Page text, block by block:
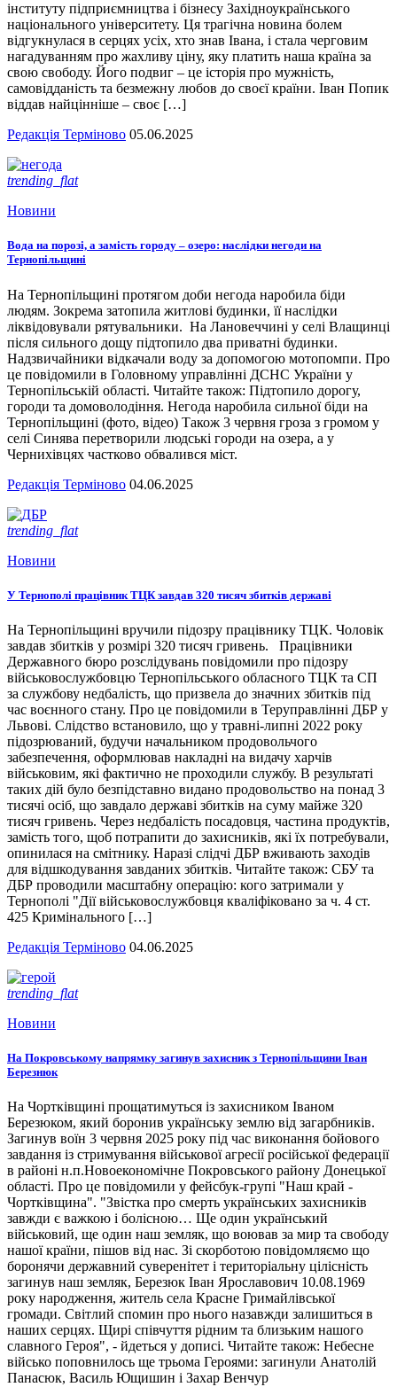
інституту підприємництва і бізнесу Західноукраїнського
національного університету. Ця трагічна новина болем
відгукнулася в серцях усіх, хто знав Івана, і стала черговим
нагадуванням про жахливу ціну, яку платить наша країна за
свою свободу. Його подвиг – це історія про мужність,
самовідданість та безмежну любов до своєї країни. Іван Попик
віддав найцінніше – своє […]
Редакція Терміново 05.06.2025
trending_flat
Новини
Вода на порозі, а замість городу – озеро: наслідки негоди на
Тернопільщині
На Тернопільщині протягом доби негода наробила біди
людям. Зокрема затопила житлові будинки, її наслідки
ліквідовували рятувальники. На Лановеччині у селі Влащинці
після сильного дощу підтопило два приватні будинки.
Надзвичайники відкачали воду за допомогою мотопомпи. Про
це повідомили в Головному управлінні ДСНС України у
Тернопільській області. Читайте також: Підтопило дорогу,
городи та домоволодіння. Негода наробила сильної біди на
Тернопільщині (фото, відео) Також 3 червня гроза з громом у
селі Синява перетворили людські городи на озера, а у
Чернихівцях частково обвалився міст.
Редакція Терміново 04.06.2025
trending_flat
Новини
У Тернополі працівник ТЦК завдав 320 тисяч збитків державі
На Тернопільщині вручили підозру працівнику ТЦК. Чоловік
завдав збитків у розмірі 320 тисяч гривень. Працівники
Державного бюро розслідувань повідомили про підозру
військовослужбовцю Тернопільського обласного ТЦК та СП
за службову недбалість, що призвела до значних збитків під
час воєнного стану. Про це повідомили в Теруправлінні ДБР у
Львові. Слідство встановило, що у травні-липні 2022 року
підозрюваний, будучи начальником продовольчого
забезпечення, оформлював накладні на видачу харчів
військовим, які фактично не проходили службу. В результаті
таких дій було безпідставно видано продовольство на понад 3
тисячі осіб, що завдало державі збитків на суму майже 320
тисяч гривень. Через недбалість посадовця, частина продуктів,
замість того, щоб потрапити до захисників, які їх потребували,
опинилася на смітнику. Наразі слідчі ДБР вживають заходів
для відшкодування завданих збитків. Читайте також: СБУ та
ДБР проводили масштабну операцію: кого затримали у
Тернополі "Дії військовослужбовця кваліфіковано за ч. 4 ст.
425 Кримінального […]
Редакція Терміново 04.06.2025
trending_flat
Новини
На Покровському напрямку загинув захисник з Тернопільщини Іван
Березнюк
На Чортківщині прощатимуться із захисником Іваном
Березюком, який боронив українську землю від загарбників.
Загинув воїн 3 червня 2025 року під час виконання бойового
завдання із стримування військової агресії російської федерації
в районі н.п.Новоекономічне Покровського району Донецької
області. Про це повідомили у фейсбук-групі "Наш край -
Чортківщина". "Звістка про смерть українських захисників
завжди є важкою і болісною… Ще один український
військовий, ще один наш земляк, що воював за мир та свободу
нашої країни, пішов від нас. Зі скорботою повідомляємо що
боронячи державний суверенітет і територіальну цілісність
загинув наш земляк, Березюк Іван Ярославович 10.08.1969
року народження, житель села Красне Гримайлівської
громади. Світлий спомин про нього назавжди залишиться в
наших серцях. Щирі співчуття рідним та близьким нашого
славного Героя", - йдеться у дописі. Читайте також: Небесне
військо поповнилось ще трьома Героями: загинули Анатолій
Панасюк, Василь Ющишин і Захар Венчур